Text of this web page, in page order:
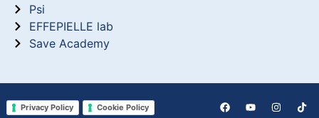
Psi
EFFEPIELLE lab
Save Academy
Privacy Policy Cookie Policy